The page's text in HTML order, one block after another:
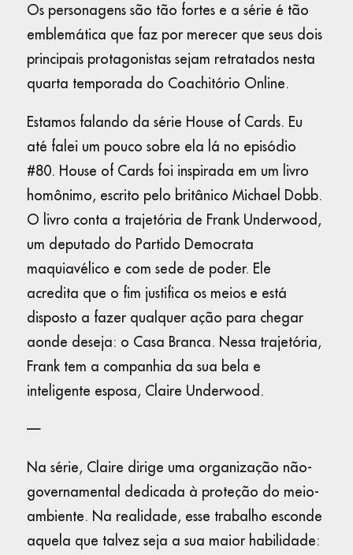
Os personagens são tão fortes e a série é tão
emblemática que faz por merecer que seus dois
principais protagonistas sejam retratados nesta
quarta temporada do Coachitório Online.
Estamos falando da série House of Cards. Eu
até falei um pouco sobre ela lá no episódio
#80. House of Cards foi inspirada em um livro
homônimo, escrito pelo britânico Michael Dobb.
O livro conta a trajetória de Frank Underwood,
um deputado do Partido Democrata
maquiavélico e com sede de poder. Ele
acredita que o fim justifica os meios e está
disposto a fazer qualquer ação para chegar
aonde deseja: o Casa Branca. Nessa trajetória,
Frank tem a companhia da sua bela e
inteligente esposa, Claire Underwood.
—
Na série, Claire dirige uma organização não-
governamental dedicada à proteção do meio-
ambiente. Na realidade, esse trabalho esconde
aquela que talvez seja a sua maior habilidade: